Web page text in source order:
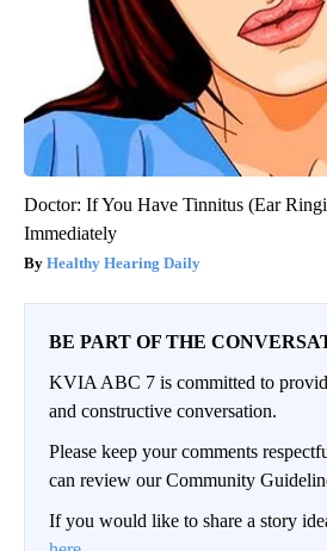
Doctor: If You Have Tinnitus (Ear
Immediately
Healthy Hearing Daily
BE PART OF THE
KVIA ABC 7 is committed to
and constructive conversation.
Please keep your comments
can review our Community
If you would like to share a story